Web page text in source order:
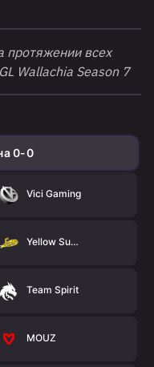
протяжении всех
Wallachia Season 7
0-0
Vici Gaming
Yellow Submarine
Team Spirit
MOUZ